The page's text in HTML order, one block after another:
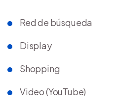
Red de búsqueda
Display
Shopping
Video (YouTube)